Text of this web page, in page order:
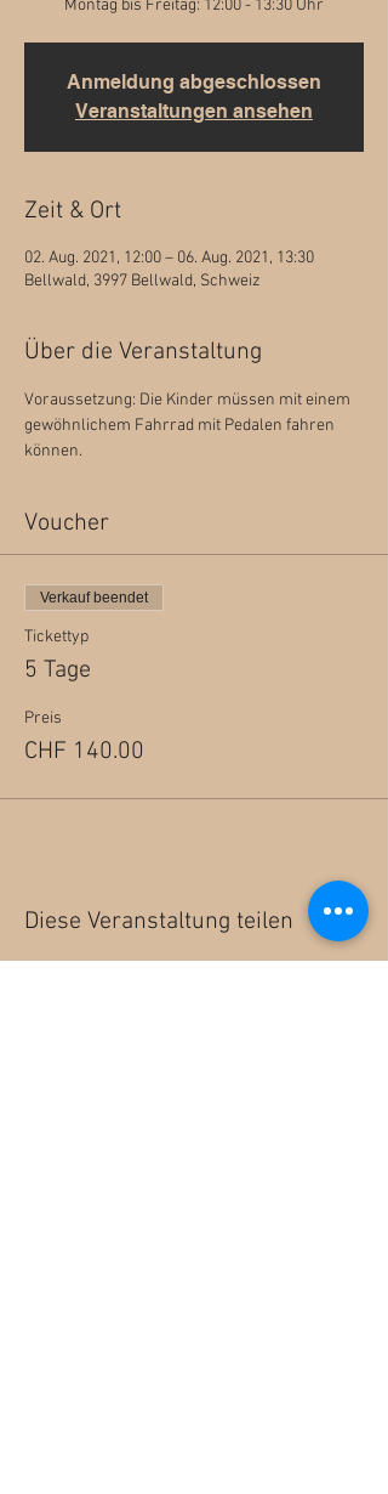
Montag bis Freitag: 12:00 - 13:30 Uhr
Anmeldung abgeschlossen
Veranstaltungen ansehen
Zeit & Ort
02. Aug. 2021, 12:00 – 06. Aug. 2021, 13:30
Bellwald, 3997 Bellwald, Schweiz
Über die Veranstaltung
Voraussetzung: Die Kinder müssen mit einem
gewöhnlichem Fahrrad mit Pedalen fahren
können.
Voucher
Verkauf beendet
Tickettyp
5 Tage
Preis
CHF 140.00
Diese Veranstaltung teilen